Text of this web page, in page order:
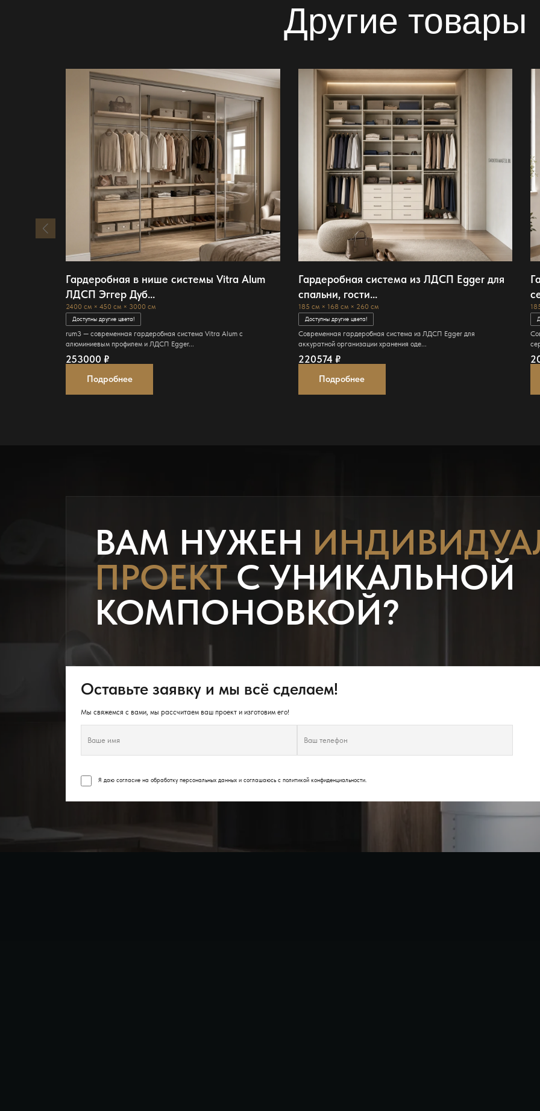
Другие товары
Гардеробная в нише системы Vitra Alum
ЛДСП Эггер Дуб...
2400 см × 450 см × 3000 см
Доступны другие цвета!
rum3 — современная гардеробная система Vitra Alum с
алюминиевым профилем и ЛДСП Egger...
253000₽
Подробнее
Гардеробная система из ЛДСП Egger для
спальни, гости...
185 см × 168 см × 260 см
Доступны другие цвета!
Современная гардеробная система из ЛДСП Egger для
аккуратной организации хранения оде...
220574 ₽
Подробнее
ВАМ НУЖЕН
ПРОЕКТС УНИКАЛЬНОЙ
КОМПОНОВКОЙ?
Оставьте заявку и мы всё сделаем!
Мы свяжемся с вами, мы рассчитаем ваш проект и изготовим его!
Я даю согласие на обработку персональных данных и соглашаюсь сполитикой конфиденциальности.